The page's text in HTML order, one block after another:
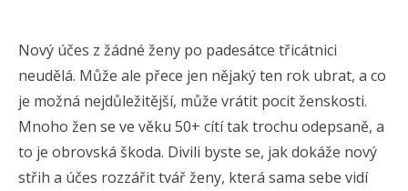
Nový účes z žádné ženy po padesátce třicátnici
neudělá. Může ale přece jen nějaký ten rok ubrat, a co
je možná nejdůležitější, může vrátit pocit ženskosti.
Mnoho žen se ve věku 50+ cítí tak trochu odepsaně, a
to je obrovská škoda. Divili byste se, jak dokáže nový
střih a účes rozzářit tvář ženy, která sama sebe vidí